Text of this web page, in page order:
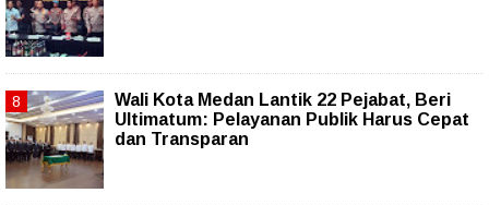
Wali Kota Medan Lantik 22 Pejabat, Beri
Ultimatum: Pelayanan Publik Harus Cepat
dan Transparan